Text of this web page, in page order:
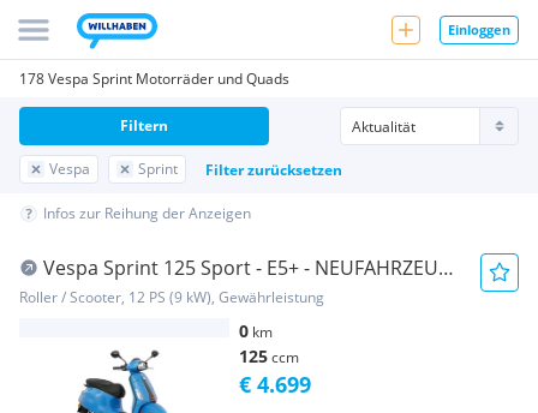
Einloggen
178 Vespa Sprint Motorräder und Quads
Vespa Sprint Filter zurücksetzen
Filtern
Infos zur Reihung der Anzeigen
Vespa Sprint 125 Sport - E5+ - NEUFAHRZEUG -
SONDERPREIS
Roller / Scooter, 12 PS (9 kW), Gewährleistung
0 km
125ccm
€ 4.699